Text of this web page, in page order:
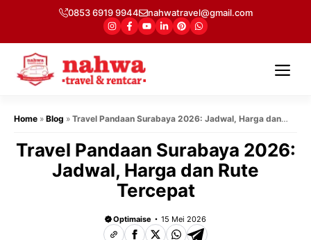
isi
0853 6919 9944 nahwatravel@gmail.com
Home » Blog » Travel Pandaan Surabaya 2026: Jadwal, Harga dan
Travel Pandaan Surabaya 2026:
Jadwal, Harga dan Rute
Tercepat
Optimaise 15 Mei 2026